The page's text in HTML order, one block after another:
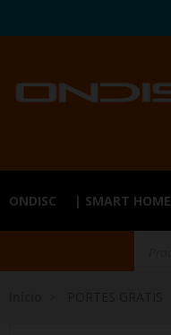
ONDISC | SMART HOME